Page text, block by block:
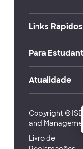
Links Rápidos
Para
Atualidade
Copyright ©
and
Livro de